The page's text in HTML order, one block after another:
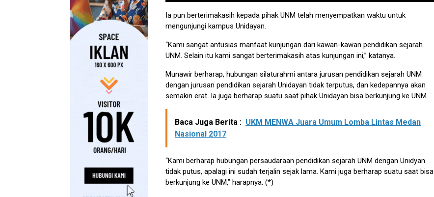
Ia pun berterimakasih kepada pihak UNM telah menyempatkan waktu untuk
mengunjungi kampus Unidayan.
“Kami sangat antusias manfaat kunjungan dari kawan-kawan pendidikan sejarah
UNM. Selain itu kami sangat berterimakasih atas kunjungan ini,” katanya.
Munawir berharap, hubungan silaturahmi antara jurusan pendidikan sejarah UNM
dengan jurusan pendidikan sejarah Unidayan tidak terputus, dan kedepannya akan
semakin erat. Ia juga berharap suatu saat pihak Unidayan bisa berkunjung ke UNM.
Baca Juga Berita : UKM MENWA Juara Umum Lomba Lintas Medan
Nasional 2017
“Kami berharap hubungan persaudaraan pendidikan sejarah UNM dengan Unidyan
tidak putus, apalagi ini sudah terjalin sejak lama. Kami juga berharap suatu saat bisa
berkunjung ke UNM,” harapnya. (*)